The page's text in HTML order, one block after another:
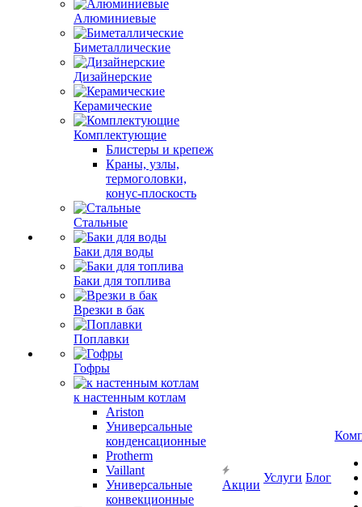
Алюминиевые
Биметаллические
Дизайнерские
Керамические
Комплектующие
Блистеры и крепеж
Краны, узлы,
термоголовки,
конус-плоскость
Стальные
Баки для воды
Баки для топлива
Врезки в бак
Поплавки
Гофры
к настенным котлам
Ariston
Универсальные
конденсационные
Protherm
Vaillant
Универсальные
конвекционные
Акции
Услуги Блог